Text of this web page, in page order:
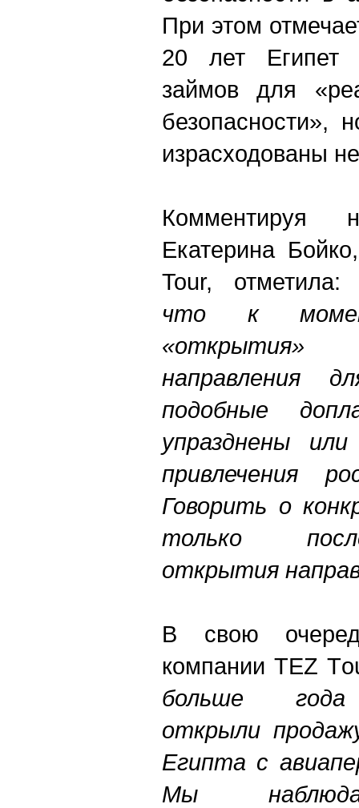
При этом
20 лет Египет
займов для
безопасности»,
израсходованы
Комментируя
Екатерина
Tour,
что к
направления
подобные
упразднены
привлечения
Говорить о
только
открытия
В свою
компании TEZ T
больше
открыли
Египта с
Мы